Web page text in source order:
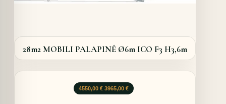
28m2 MOBILI PALAPINĖ Ø6m ICO F3 H3,6m
4550,00€ Original
3965,00€Current